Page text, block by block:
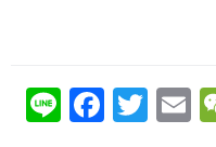
Li F
T
E